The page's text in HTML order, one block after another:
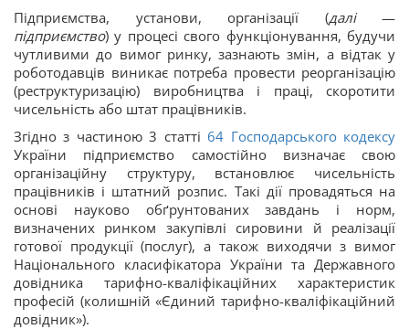
Підприємства, установи, організації (далі—
підприємство) у процесі свого функціонування, будучи
чутливими до вимог ринку, зазнають змін, а відтак у
роботодавців виникає потреба провести реорганізацію
(реструктуризацію) виробництва і праці, скоротити
чисельність або штат працівників.
Згідно з частиною 3 статті 64 Господарського кодексу
України підприємство самостійно визначає свою
організаційну структуру, встановлює чисельність
працівників і штатний розпис. Такі дії провадяться на
основі науково обґрунтованих завдань і норм,
визначених ринком закупівлі сировини й реалізації
готової продукції (послуг), а також виходячи з вимог
Національного класифікатора України та Державного
довідника тарифно-кваліфікаційних характеристик
професій (колишній «Єдиний тарифно-кваліфікаційний
довідник»).